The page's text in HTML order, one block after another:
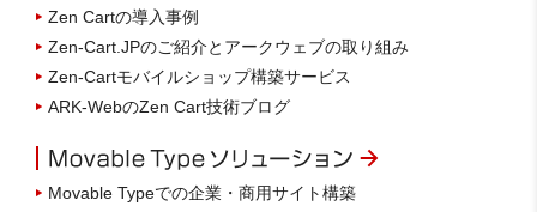
Zen Cartの導入事例
Zen-Cart.JPのご紹介とアークウェブの取り組み
Zen-Cartモバイルショップ構築サービス
ARK-WebのZen Cart技術ブログ
Movable Typeでの企業・商用サイト構築